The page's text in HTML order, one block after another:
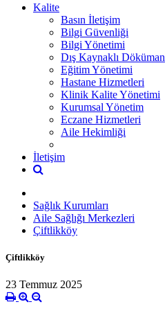
Kalite
Basın İletişim
Bilgi Güvenliği
Bilgi Yönetimi
Dış Kaynaklı Döküman
Eğitim Yönetimi
Hastane Hizmetleri
Klinik Kalite Yönetimi
Kurumsal Yönetim
Eczane Hizmetleri
Aile Hekimliği
İletişim
Sağlık Kurumları
Aile Sağlığı Merkezleri
Çiftlikköy
Çiftlikköy
23 Temmuz 2025